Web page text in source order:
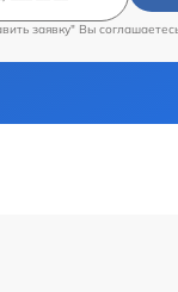
заявку" Вы